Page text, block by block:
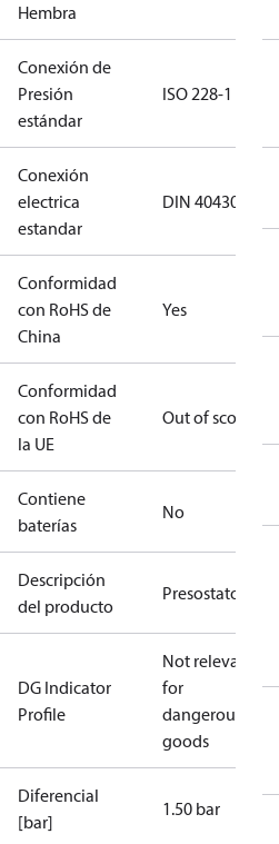
Hembra
Conexión de
Presión
estándar
ISO 228-1
Conexión
electrica
estandar
DIN 40430
Conformidad
con RoHS de
China
Yes
Conformidad
con RoHS de
la UE
Out of scope
Contiene
baterías
No
Descripción
del producto
Presostato
DG Indicator
Profile
Not relevant
for
dangerous
goods
Diferencial
[bar]
1.50 bar